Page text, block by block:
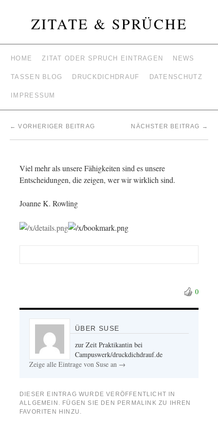
ZITATE & SPRÜCHE
HOME ZITAT ODER SPRUCH EINTRAGEN NEWS
TASSEN BLOG DRUCKDICHDRAUF DATENSCHUTZ
IMPRESSUM
← VORHERIGER BEITRAG NÄCHSTER BEITRAG →
Viel mehr als unsere Fähigkeiten sind es unsere
Entscheidungen, die zeigen, wer wir wirklich sind.
Joanne K. Rowling
0
ÜBER SUSE
zur Zeit Praktikantin bei
Campuswerk/druckdichdrauf.de
Zeige alle Eintrage von Suse an →
DIESER EINTRAG WURDE VERÖFFENTLICHT IN
ALLGEMEIN . FÜGEN SIE DEN PERMALINK ZU IHREN
FAVORITEN HINZU.